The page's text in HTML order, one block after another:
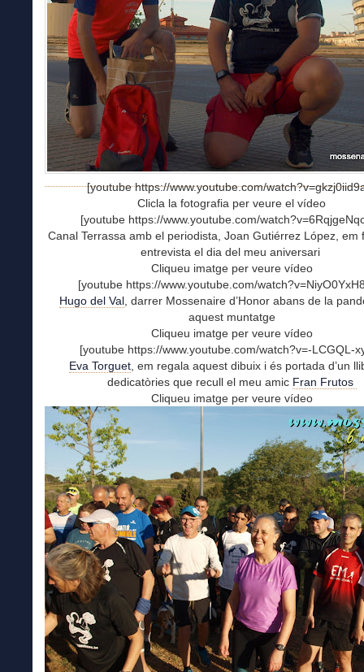
[youtube https://www.youtube.com/
Clicla la fotografia per veure el vídeo
[youtube https://www.youtube.com/
Canal Terrassa amb el periodista, Joan Gutiérrez López, em
entrevista el dia del meu aniversari
Cliqueu imatge per veure vídeo
[youtube https://www.youtube.com/
Hugo del Val , darrer Mossenaire d’Honor abans de la
aquest muntatge
Cliqueu imatge per veure vídeo
[youtube https://www.youtube.com/watch?v=-LCGQL-
Eva Torguet , em regala aquest dibuix i és portada d’un
dedicatòries que recull el meu amic Fran Frutos
Cliqueu imatge per veure vídeo